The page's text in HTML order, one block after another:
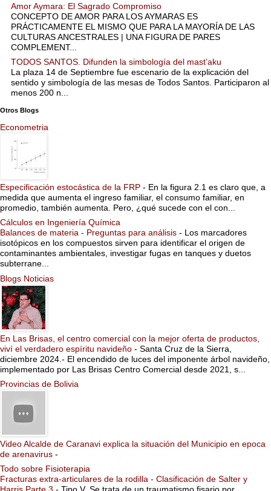
Amor Aymara: El Sagrado Compromiso
CONCEPTO DE AMOR PARA LOS AYMARAS ES
PRÁCTICAMENTE EL MISMO QUE PARA LA MAYORÍA DE LAS
CULTURAS ANCESTRALES | UNA FIGURA DE PARES
COMPLEMENT...
TODOS SANTOS. Difunden la simbología del mast’aku
La plaza 14 de Septiembre fue escenario de la explicación del
sentido y simbología de las mesas de Todos Santos. Participaron al
menos 200 n...
Otros Blogs
Econometria
Especificación estocástica de la FRP - En la figura 2.1 es claro que, a
medida que aumenta el ingreso familiar, el consumo familiar, en
promedio, también aumenta. Pero, ¿qué sucede con el con...
Cálculos en Ingeniería Química
Balances de materia - Preguntas para análisis - Los marcadores
isotópicos en los compuestos sirven para identificar el origen de
contaminantes ambientales, investigar fugas en tanques y duetos
subterrane...
Blogs Noticias
En Las Brisas, el centro comercial con la mejor oferta de productos,
viví el verdadero espíritu navideño - Santa Cruz de la Sierra,
diciembre 2024.- El encendido de luces del imponente árbol navideño,
implementado por Las Brisas Centro Comercial desde 2021, s...
Provincias de Bolivia
Video Alcalde de Caranavi explica la situación del Municipio en epoca
de arenavirus -
Todo sobre Fisioterapia
Fracturas extra-articulares de la rodilla - Clasificación de Salter y